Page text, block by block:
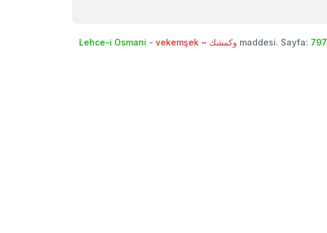
Lehce-i Osmani - vekemşek ~ وكمشك maddesi. Sayfa: 797